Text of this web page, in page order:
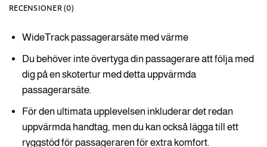
RECENSIONER (0)
WideTrack passagerarsäte med värme
Du behöver inte övertyga din passagerare att följa med
dig på en skotertur med detta uppvärmda
passagerarsäte.
För den ultimata upplevelsen inkluderar det redan
uppvärmda handtag, men du kan också lägga till ett
ryggstöd för passageraren för extra komfort.